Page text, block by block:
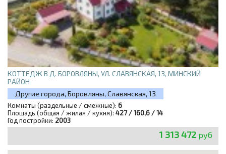
КОТТЕДЖ В Д. БОРОВЛЯНЫ, УЛ. СЛАВЯНСКАЯ, 13, МИНСКИЙ
РАЙОН
Другие города, Боровляны, Славянская, 13
Комнаты (раздельные / смежные): 6
Площадь (общая / жилая / кухня): 427 / 160,6 / 14
Год постройки: 2003
1 313 472 руб